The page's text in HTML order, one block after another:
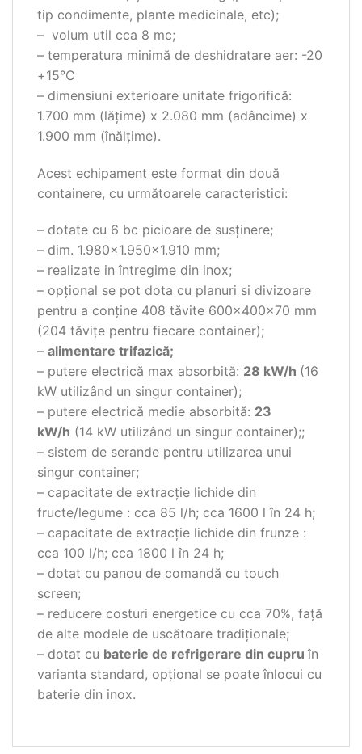
tip condimente, plante medicinale, etc);
– volum util cca 8 mc;
– temperatura minimă de deshidratare aer: -20
+15°C
– dimensiuni exterioare unitate frigorifică:
1.700 mm (lățime) x 2.080 mm (adâncime) x
1.900 mm (înălțime).
Acest echipament este format din două
containere, cu următoarele caracteristici:
– dotate cu 6 bc picioare de susținere;
– dim. 1.980×1.950×1.910 mm;
– realizate in întregime din inox;
– opțional se pot dota cu planuri si divizoare
pentru a conține 408 tăvite 600x400x70 mm
(204 tăvițe pentru fiecare container);
– alimentare trifazică;
– putere electrică max absorbită: 28 kW/h (16
kW utilizând un singur container);
– putere electrică medie absorbită: 23
kW/h (14 kW utilizând un singur container);;
– sistem de serande pentru utilizarea unui
singur container;
– capacitate de extracție lichide din
fructe/legume : cca 85 l/h; cca 1600 l în 24 h;
– capacitate de extracție lichide din frunze :
cca 100 l/h; cca 1800 l în 24 h;
– dotat cu panou de comandă cu touch
screen;
– reducere costuri energetice cu cca 70%, față
de alte modele de uscătoare tradiționale;
– dotat cu baterie de refrigerare din cupru în
varianta standard, opţional se poate înlocui cu
baterie din inox.